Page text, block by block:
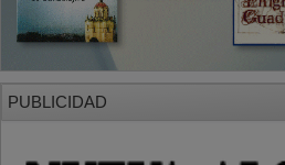
PUBLICIDAD